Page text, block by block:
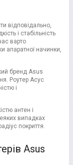
відповідально,
і стабільність
варто
апаратної начинки,
бренд Asus
Роутер Асус
і
антен і
випадках
покриття.
Asus